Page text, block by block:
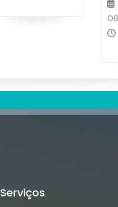
Serviços